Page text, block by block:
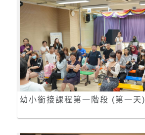
幼小銜接課程第一階段 (第一天)